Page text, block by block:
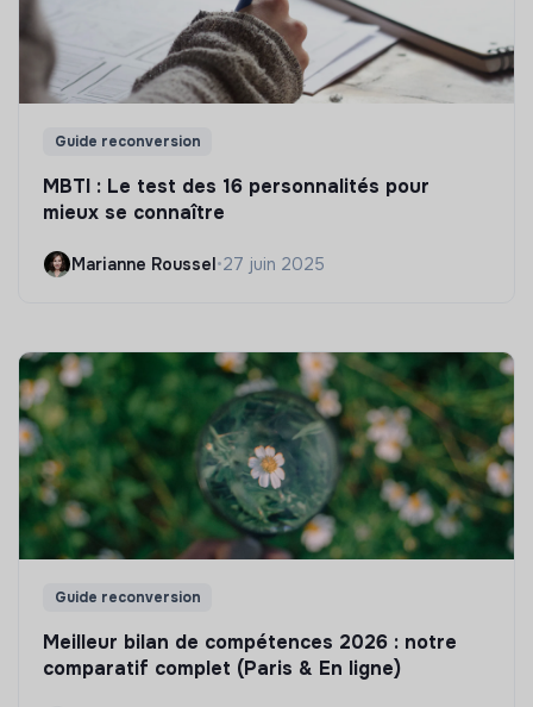
Guide reconversion
MBTI : Le test des 16 personnalités pour
mieux se connaître
Marianne Roussel•27 juin 2025
Guide reconversion
Meilleur bilan de compétences 2026 : notre
comparatif complet (Paris & En ligne)